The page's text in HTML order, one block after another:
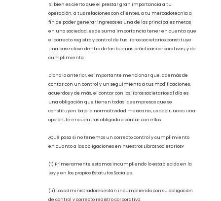
debes de registrar estos movimientos en tu Libro de Variaciones
de Capital? Por último y más importante; desde el momento
en que tu empresa surgió a la vida jurídica, en caso de aquellas
sociedades de capitales en donde su capital social se encuentra
representado por acciones, ¿has llevado a cabo los registros y
forma correcta?
Si bien es cierto que el prestar gran importancia a tu
operación, a tus relaciones con clientes, a tu mercadotecnia a
fin de poder generar ingresos es una de las principales metas
en una sociedad, es de suma importancia tener en cuenta que
Dicho lo anterior, es importante mencionar que, además de
acuerdos y de más, el contar con los libros societarios al día es